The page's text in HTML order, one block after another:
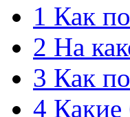
1 Как
2 На
3 Как
4 Какие